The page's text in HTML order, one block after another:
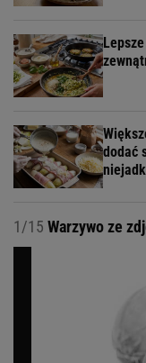
dodać
1/15 Warzywo ze